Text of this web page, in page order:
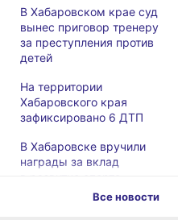
В Хабаровском крае суд
вынес приговор тренеру
за преступления против
детей
На территории
Хабаровского края
зафиксировано 6 ДТП
В Хабаровске вручили
награды за вклад
Все новости